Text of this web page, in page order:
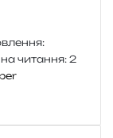
читання: 2